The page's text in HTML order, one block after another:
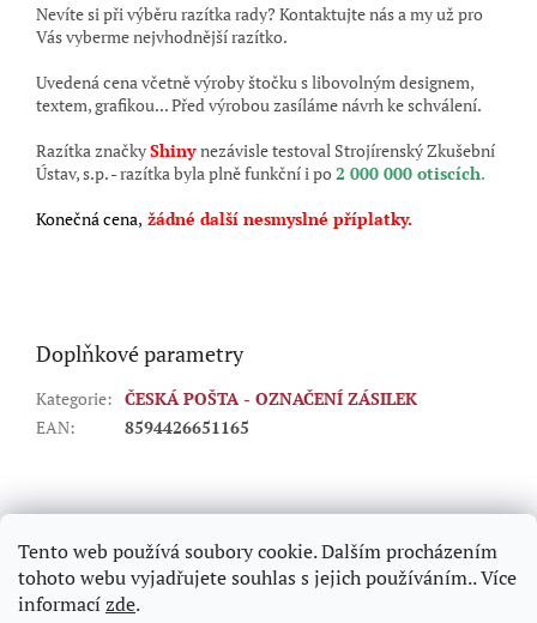
Tento web používá soubory cookie. Dalším procházením
tohoto webu vyjadřujete souhlas s jejich používáním.. Více
informacízde.
Nevíte si při výběru razítka rady? Kontaktujte nás a my už pro
Vás vyberme nejvhodnější razítko.
Uvedená cena včetně výroby štočku s libovolným designem,
textem, grafikou... Před výrobou zasíláme návrh ke schválení.
Razítka značkyShiny nezávisle testoval Strojírenský Zkušební
Ústav, s.p. - razítka byla plně funkční i po2 000 000 otiscích.
Konečná cena, žádné další nesmyslné příplatky.
Doplňkové parametry
Kategorie: ČESKÁ POŠTA - OZNAČENÍ ZÁSILEK
EAN: 8594426651165
á